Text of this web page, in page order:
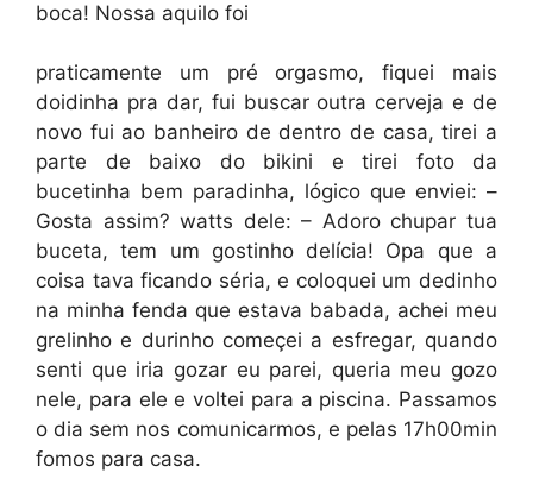
boca! Nossa aquilo foi
praticamente um pré orgasmo, fiquei mais
doidinha pra dar, fui buscar outra cerveja e de
novo fui ao banheiro de dentro de casa, tirei a
parte de baixo do bikini e tirei foto da
bucetinha bem paradinha, lógico que enviei: –
Gosta assim? watts dele: – Adoro chupar tua
buceta, tem um gostinho delícia! Opa que a
coisa tava ficando séria, e coloquei um dedinho
na minha fenda que estava babada, achei meu
grelinho e durinho começei a esfregar, quando
senti que iria gozar eu parei, queria meu gozo
nele, para ele e voltei para a piscina. Passamos
o dia sem nos comunicarmos, e pelas 17h00min
fomos para casa.